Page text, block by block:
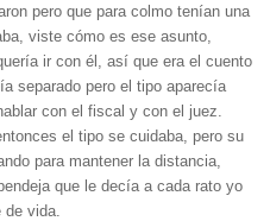
pero que para colmo tenían una
viste cómo es ese asunto,
ir con él, así que era el cuento
separado pero el tipo aparecía
con el fiscal y con el juez.
el tipo se cuidaba, pero su
para mantener la distancia,
que le decía a cada rato yo
vida.